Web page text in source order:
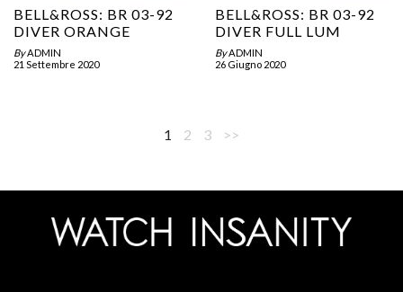
BELL&ROSS: BR 03-92
DIVER ORANGE
ByADMIN
21 Settembre 2020
BELL&ROSS: BR 03-92
DIVER FULL LUM
ByADMIN
26 Giugno 2020
1 2 3 >>